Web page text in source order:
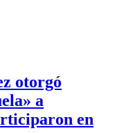
otorgó
a
en